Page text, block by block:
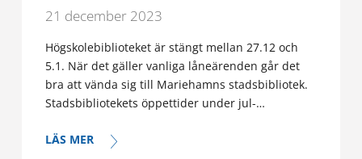
21 december 2023
Högskolebiblioteket är stängt mellan 27.12 och
5.1. När det gäller vanliga låneärenden går det
bra att vända sig till Mariehamns stadsbibliotek.
Stadsbibliotekets öppettider under jul-…
LÄS MER